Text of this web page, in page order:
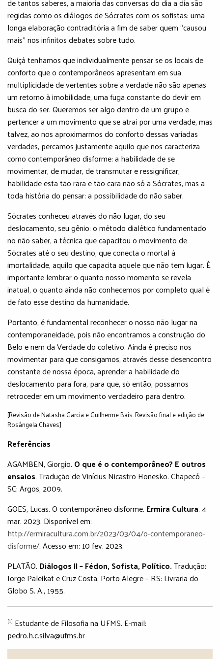
regidas como os diálogos de Sócrates com os sofistas: uma
longa elaboração contraditória a fim de saber quem “causou
mais” nos infinitos debates sobre tudo.
Quiçá tenhamos que individualmente pensar se os locais de
conforto que o contemporâneos apresentam em sua
multiplicidade de vertentes sobre a verdade não são apenas
um retorno à imobilidade, uma fuga constante do devir em
busca do ser. Queremos ser algo dentro de um grupo e
pertencer a um movimento que se atrai por uma verdade, mas
talvez, ao nos aproximarmos do conforto dessas variadas
verdades, percamos justamente aquilo que nos caracteriza
como contemporâneo disforme: a habilidade de se
movimentar, de mudar, de transmutar e ressignificar;
habilidade esta tão rara e tão cara não só a Sócrates, mas a
toda história do pensar: a possibilidade do não saber.
Sócrates conheceu através do não lugar, do seu
deslocamento, seu gênio: o método dialético fundamentado
no não saber, a técnica que capacitou o movimento de
Sócrates até o seu destino, que conecta o mortal à
imortalidade, aquilo que capacita aquele que não tem lugar. É
importante lembrar o quanto nosso momento se revela
inatual, o quanto ainda não conhecemos por completo qual é
de fato esse destino da humanidade.
Portanto, é fundamental reconhecer o nosso não lugar na
contemporaneidade, pois não encontramos a construção do
Belo e nem da Verdade do coletivo. Ainda é preciso nos
movimentar para que consigamos, através desse desencontro
constante de nossa época, aprender a habilidade do
deslocamento para fora, para que, só então, possamos
retroceder em um movimento verdadeiro para dentro.
[Revisão de Natasha Garcia e Guilherme Baís. Revisão final e edição de
Rosângela Chaves]
Referências
AGAMBEN, Giorgio. O que é o contemporâneo? E outros
ensaios. Tradução de Vinícius Nicastro Honesko. Chapecó –
SC: Argos, 2009.
GOES, Lucas. O contemporâneo disforme. Ermira Cultura. 4
mar. 2023. Disponível em:
http://ermiracultura.com.br/2023/03/04/o-contemporaneo-
disforme/. Acesso em: 10 fev. 2023.
PLATÃO. Diálogos II – Fédon, Sofista, Político.Tradução:
Jorge Paleikat e Cruz Costa. Porto Alegre – RS: Livraria do
Globo S. A., 1955.
[1] Estudante de Filosofia na UFMS. E-mail:
pedro.h.c.silva@ufms.br